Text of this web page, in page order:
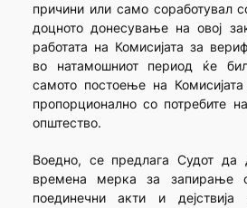
причини или само соработувал
доцното донесување на овој
работата на Комисијата за
во натамошниот период ќе
самото постоење на
пропорционално со потребите
општество.
Воедно, се предлага Судот да
времена мерка за запирање
поединечни акти и дејствија